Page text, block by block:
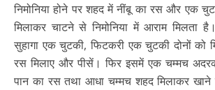
निमोनिया होने पर शहद में नींबू का रस और एक
मिलाकर चाटने से निमोनिया में आराम मिलता
सुहागा एक चुटकी, फिटकरी एक चुटकी दोनों को
रस मिलाए और पीसें। फिर इसमें एक चम्मच
पान का रस तथा आधा चम्मच शहद मिलाकर खाने